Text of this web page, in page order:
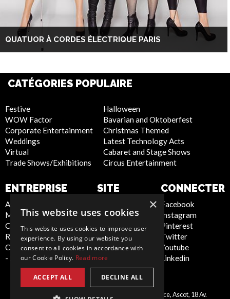
QUATUOR À CORDES ÉLECTRIQUE PARIS
CATÉGORIES POPULAIRE
Festive
WOW Factor
Corporate Entertainment
Weddings
Virtual
Trade Shows/Exhibitions
Halloween
Bavarian and Oktoberfest
Christmas Themed
Latest Technology Acts
Cabaret and Stage Shows
Circus Entertainment
ENTREPRISE
About Us
Meet the Team
Contact Us
Report Abuse
Compliance Statement
- Seafarers
SITE
Privacy Policy
Cookie Policy
Artist Sign Up
Terms and
Conditions
Sitemap
CONNECTER
Facebook
Instagram
Pinterest
Twitter
Youtube
Linkedin
Scarlett Entertainment France, Ascot, 18 Av.
×
This website uses cookies
This website uses cookies to improve user
experience. By using our website you
consent to all cookies in accordance with
our Cookie Policy. Read more
ACCEPT ALL DECLINE ALL